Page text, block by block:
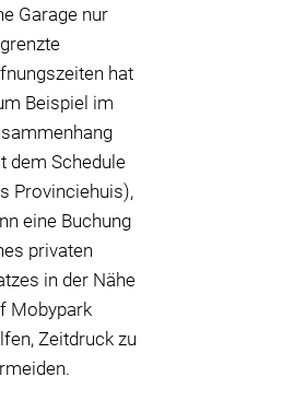
Garage nur
hat
Beispiel im
dem Schedule
Provinciehuis),
eine Buchung
privaten
in der Nähe
Mobypark
Zeitdruck zu